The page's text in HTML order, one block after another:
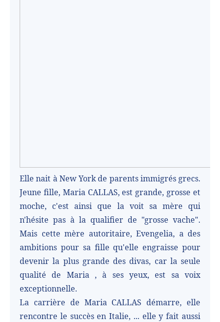
Elle nait à New York de parents immigrés grecs.
Jeune fille, Maria CALLAS, est grande, grosse et
moche, c'est ainsi que la voit sa mère qui
n'hésite pas à la qualifier de "grosse vache".
Mais cette mère autoritaire, Evengelia, a des
ambitions pour sa fille qu'elle engraisse pour
devenir la plus grande des divas, car la seule
qualité de Maria , à ses yeux, est sa voix
exceptionnelle.
La carrière de Maria CALLAS démarre, elle
rencontre le succès en Italie, ... elle y fait aussi